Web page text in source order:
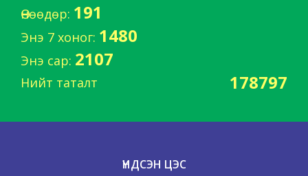
Өнөөдөр: 191
Энэ 7 хоног: 1480
Энэ сар: 2107
Нийт таталт 178797
ҮНДСЭН ЦЭС